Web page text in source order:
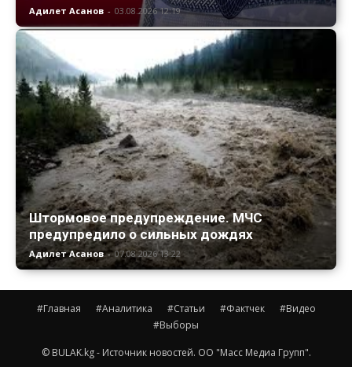
Адилет Асанов - 03.08.2026 12:19
Штормовое предупреждение. МЧС
предупредило о сильных дождях
Адилет Асанов - 07.08.2026 13:22
#Главная #Аналитика #Статьи #Фактчек
#Видео
#Выборы
© BULAK.kg - Источник новостей. ОО "Масс Медиа Групп".